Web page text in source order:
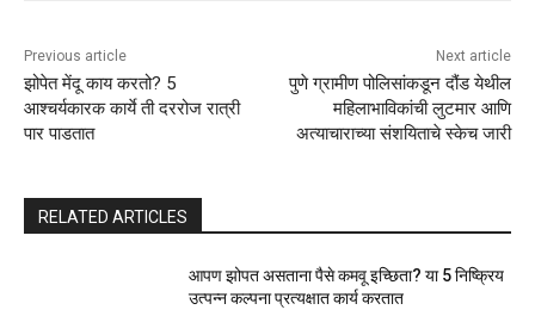
Previous article
झोपेत मेंदू काय करतो? 5
आश्चर्यकारक कार्ये ती दररोज रात्री
पार पाडतात
Next article
पुणे ग्रामीण पोलिसांकडून दौंड येथील
महिलाभाविकांची लुटमार आणि
अत्याचाराच्या संशयिताचे स्केच जारी
RELATED ARTICLES
आपण झोपत असताना पैसे कमवू इच्छिता? या 5 निष्क्रिय
उत्पन्न कल्पना प्रत्यक्षात कार्य करतात